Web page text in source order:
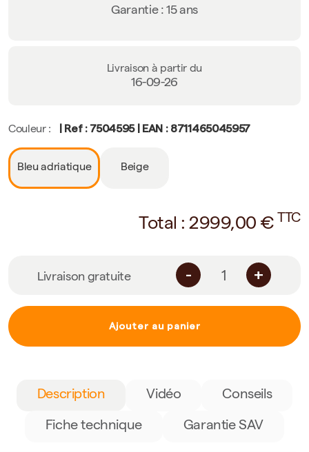
Garantie : 15 ans
Livraison à partir du
16-09-26
Couleur : | Ref : 7504595 | EAN : 8711465045957
Bleu adriatique Beige
Total :2999,00 € TTC
Livraison gratuite - +
Ajouter au panier
Description Vidéo Conseils
Fiche technique Garantie SAV